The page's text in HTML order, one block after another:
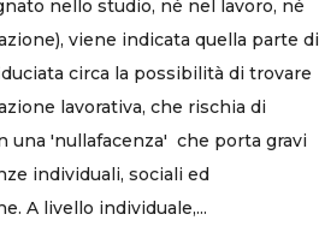
nello studio, né nel lavoro, né
viene indicata quella parte di
circa la possibilità di trovare
lavorativa, che rischia di
una 'nullafacenza' che porta gravi
individuali, sociali ed
A livello individuale,...